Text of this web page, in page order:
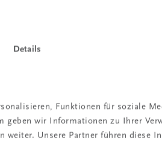
Details
Funktionen für soziale
geben wir Informationen zu Ihrer
weiter. Unsere Partner führen diese